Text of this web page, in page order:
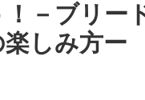
－ブリー
楽しみ方